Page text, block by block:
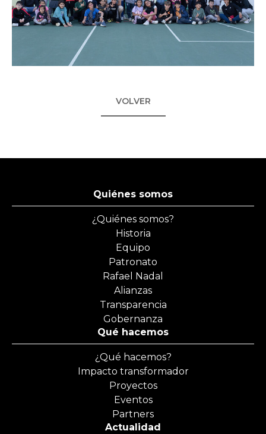
VOLVER
Quiénes somos
¿Quiénes somos?
Historia
Equipo
Patronato
Rafael Nadal
Alianzas
Transparencia
Gobernanza
Qué hacemos
¿Qué hacemos?
Impacto transformador
Proyectos
Eventos
Partners
Actualidad